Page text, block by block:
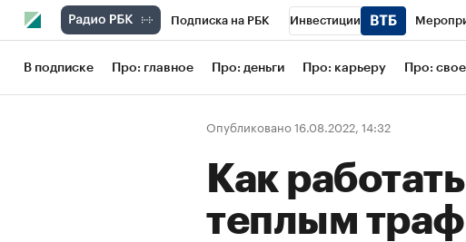
Подписка на РБК Инвестиции
Школа управления РБК РБК Образование
Рынок наличной валюты
В подписке Про: главное Про: деньги Про: карьеру Про:
Опубликовано 16.08.2022, 14:32
Как
теплым